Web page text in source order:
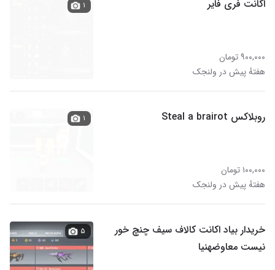
اکانت فری فایر
۹۰۰,۰۰۰ تومان
هفتهٔ پیش در ولنجک
۱
روبلاکس Steal a brairot
۱۰۰,۰۰۰ تومان
هفتهٔ پیش در ولنجک
۱
خریدار بیاد اکانت کالاف سیف چنچ خور
نیست معاوضهنیا
۵